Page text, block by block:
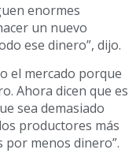
enormes
un nuevo
ese dinero”, dijo.
el mercado porque
Ahora dicen que es
sea demasiado
productores más
menos dinero”.